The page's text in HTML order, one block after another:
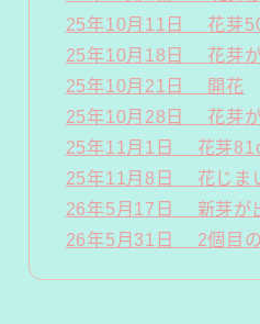
25年10月11日 花芽
25年10月18日 花芽が
25年10月21日 開花
25年10月28日 花芽が
25年11月1日 花芽
25年11月8日 花じま
26年5月17日 新芽が
26年5月31日 2個目の